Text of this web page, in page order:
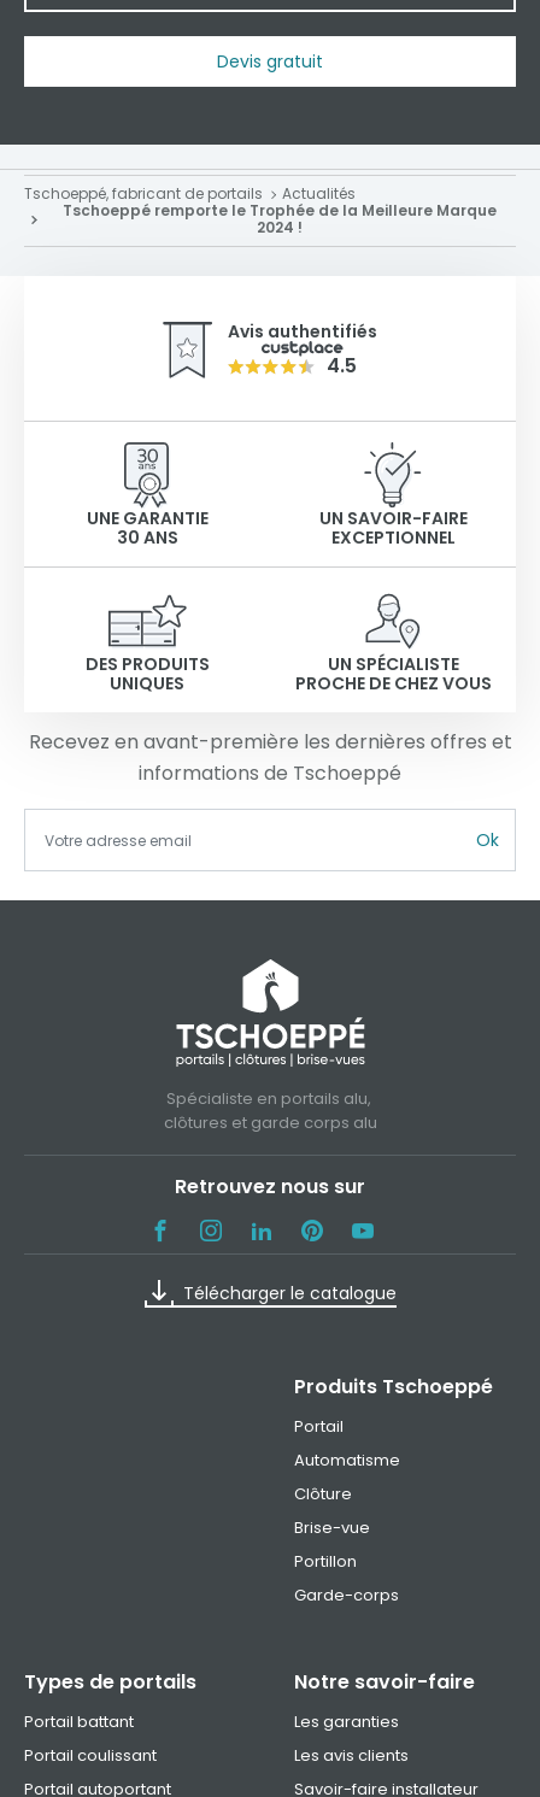
Devis gratuit
Tschoeppé, fabricant de portails
Actualités
Tschoeppé remporte le Trophée de la Meilleure Marque
2024 !
Avis authentifiés
4.5
UNE GARANTIE
30 ANS
UN SAVOIR-FAIRE
EXCEPTIONNEL
DES PRODUITS
UNIQUES
UN SPÉCIALISTE
PROCHE DE CHEZ VOUS
Recevez en avant-première les dernières offres et
informations de Tschoeppé
Ok
Spécialiste en portails alu,
clôtures et garde corps alu
Retrouvez nous sur
Télécharger le catalogue
Produits Tschoeppé
Portail
Automatisme
Clôture
Brise-vue
Portillon
Garde-corps
Types de portails
Portail battant
Portail coulissant
Portail autoportant
Notre savoir-faire
Les garanties
Les avis clients
Savoir-faire installateur